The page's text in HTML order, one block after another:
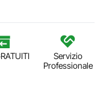
Servizio
Professionale